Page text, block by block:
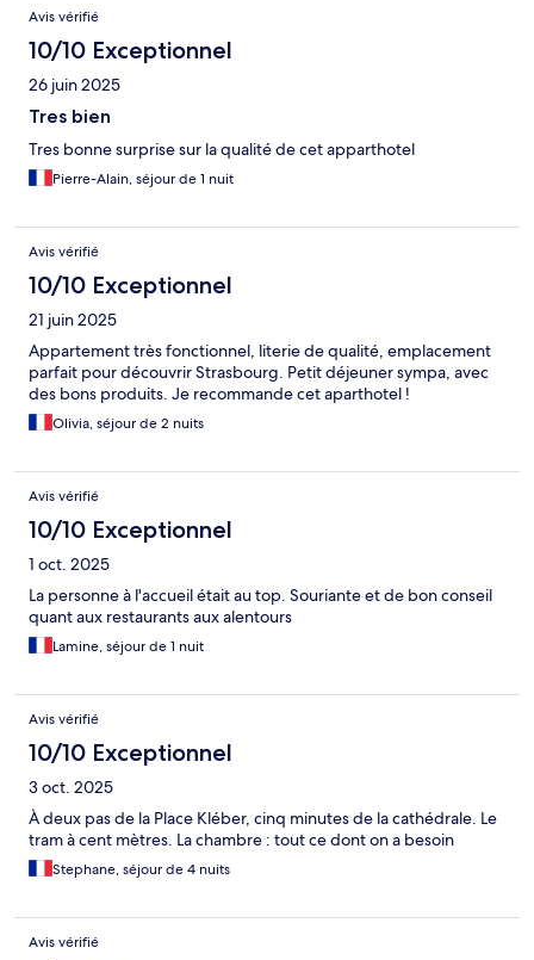
Avis vérifié
10/10 Exceptionnel
26 juin 2025
Tres bien
Tres bonne surprise sur la qualité de cet apparthotel
Pierre-Alain, séjour de 1 nuit
Avis vérifié
10/10 Exceptionnel
21 juin 2025
Appartement très fonctionnel, literie de qualité, emplacement
parfait pour découvrir Strasbourg. Petit déjeuner sympa, avec
des bons produits. Je recommande cet aparthotel !
Olivia, séjour de 2 nuits
Avis vérifié
10/10 Exceptionnel
1 oct. 2025
La personne à l'accueil était au top. Souriante et de bon conseil
quant aux restaurants aux alentours
Lamine, séjour de 1 nuit
Avis vérifié
10/10 Exceptionnel
3 oct. 2025
À deux pas de la Place Kléber, cinq minutes de la cathédrale. Le
tram à cent mètres. La chambre : tout ce dont on a besoin
Stephane, séjour de 4 nuits
Avis vérifié